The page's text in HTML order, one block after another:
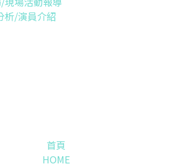
析/演員介紹
首頁
HOME